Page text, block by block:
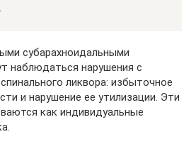
субарахноидальными
наблюдаться нарушения с
ликвора: избыточное
и нарушение ее утилизации. Эти
как индивидуальные